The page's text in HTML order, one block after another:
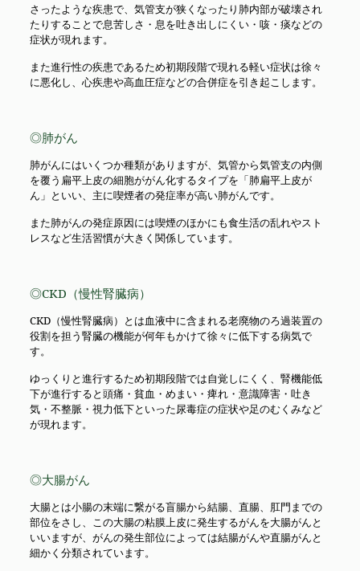
さったような疾患で、気管支が狭くなったり肺内部が破壊され
たりすることで息苦しさ・息を吐き出しにくい・咳・痰などの
症状が現れます。
また進行性の疾患であるため初期段階で現れる軽い症状は徐々
に悪化し、心疾患や高血圧症などの合併症を引き起こします。
◎肺がん
肺がんにはいくつか種類がありますが、気管から気管支の内側
を覆う扁平上皮の細胞ががん化するタイプを「肺扁平上皮が
ん」といい、主に喫煙者の発症率が高い肺がんです。
また肺がんの発症原因には喫煙のほかにも食生活の乱れやスト
レスなど生活習慣が大きく関係しています。
◎CKD（慢性腎臓病）
CKD（慢性腎臓病）とは血液中に含まれる老廃物のろ過装置の
役割を担う腎臓の機能が何年もかけて徐々に低下する病気で
す。
ゆっくりと進行するため初期段階では自覚しにくく、腎機能低
下が進行すると頭痛・貧血・めまい・痺れ・意識障害・吐き
気・不整脈・視力低下といった尿毒症の症状や足のむくみなど
が現れます。
◎大腸がん
大腸とは小腸の末端に繋がる盲腸から結腸、直腸、肛門までの
部位をさし、この大腸の粘膜上皮に発生するがんを大腸がんと
いいますが、がんの発生部位によっては結腸がんや直腸がんと
細かく分類されています。